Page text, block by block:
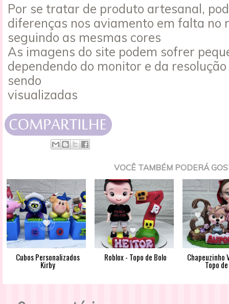
Por se tratar de produto artesanal,
diferenças nos aviamento em falta no
seguindo as mesmas cores
As imagens do site podem sofrer
dependendo do monitor e da
sendo
visualizadas
VOCÊ TAMBÉM PODERÁ
Cubos Personalizados
Kirby
Roblox - Topo de Bolo Chapeuzinho
Topo